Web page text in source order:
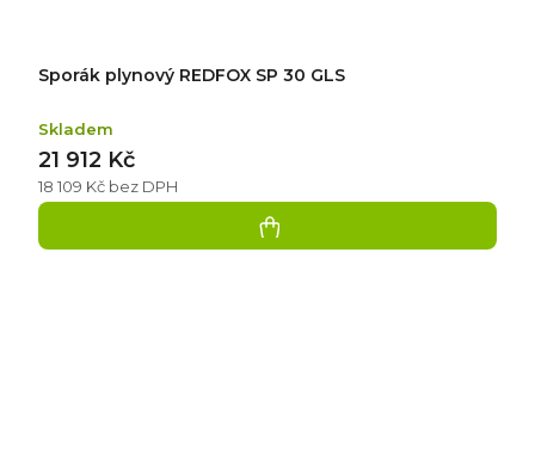
Sporák plynový REDFOX SP 30 GLS
Skladem
18 109 Kč bez DPH
21 912 Kč